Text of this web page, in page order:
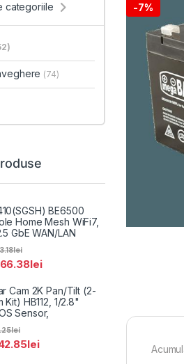
-7%
categoriile
(74)
BE6500
Home Mesh WiFi7,
GbE WAN/LAN
lei
lei
Cam 2K Pan/Tilt (2-
Kit) HB112, 1/2.8"
Sensor,
lei
lei